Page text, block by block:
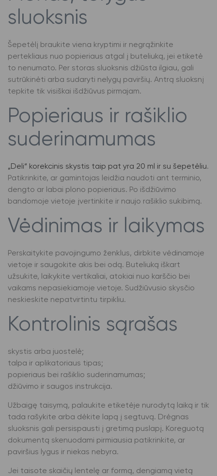
sluoksnis
Šepetėlį braukite viena kryptimi ir negrąžinkite
pertekliaus nuo popieriaus atgal į buteliuką, jei etiketė
to nenumato. Per storas sluoksnis džiūsta ilgiau, gali
sutrūkinėti arba sudaryti nelygų paviršių. Antrą sluoksnį
tepkite tik visiškai išdžiūvus pirmajam.
Popieriaus ir rašiklio
suderinamumas
„Deli“ korekcinis skystis taip pat yra 20 ml ir su šepetėliu.
Patikrinkite, ar gamintojas leidžia naudoti ant terminio,
dengto ar labai plono popieriaus. Po išdžiūvimo
bandomoje vietoje įvertinkite ir naujo rašiklio sukibimą.
Vėdinimas ir laikymas
Perskaitykite pavojingumo ženklus, dirbkite vėdinamoje
vietoje ir saugokite akis bei odą. Buteliuką iškart
užsukite, laikykite vertikaliai, atokiai nuo karščio bei
vaikams nepasiekiamoje vietoje. Sudžiūvusio skysčio
neskieskite nepatvirtintu tirpikliu.
Kontrolinis sąrašas
skystis arba juostelė;
talpa ir aplikatoriaus tipas;
popieriaus bei rašiklio suderinamumas;
džiūvimo ir saugos instrukcija.
Užbaigę taisymą, palaukite etiketėje nurodytą laiką ir tik
tada rašykite arba dėkite lapą į segtuvą. Drėgnas
sluoksnis gali persispausti į gretimą puslapį. Koreguotą
dokumentą skenuodami pirmiausia patikrinkite, ar
paviršius lygus ir niekas nebyra.
Jei taisote skaičių lentelę ar formą, dengiamą vietą